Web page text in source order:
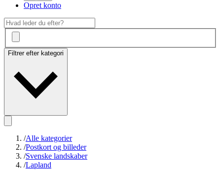
Opret konto
Filtrer efter kategori
/Alle kategorier
/Postkort og billeder
/Svenske landskaber
/Lapland